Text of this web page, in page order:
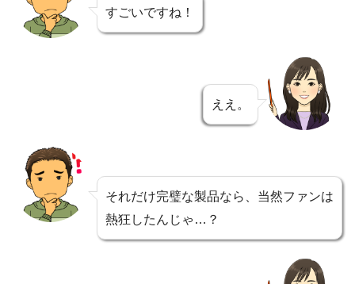
すごいですね！
ええ。
それだけ完璧な製品なら、当然ファンは
熱狂したんじゃ…？